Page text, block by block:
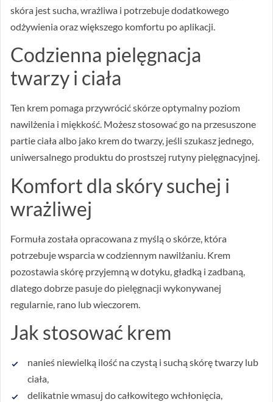
skóra jest sucha, wrażliwa i potrzebuje dodatkowego
odżywienia oraz większego komfortu po aplikacji.
Codzienna pielęgnacja
twarzy i ciała
Ten krem pomaga przywrócić skórze optymalny poziom
nawilżenia i miękkość. Możesz stosować go na przesuszone
partie ciała albo jako krem do twarzy, jeśli szukasz jednego,
uniwersalnego produktu do prostszej rutyny pielęgnacyjnej.
Komfort dla skóry suchej i
wrażliwej
Formuła została opracowana z myślą o skórze, która
potrzebuje wsparcia w codziennym nawilżaniu. Krem
pozostawia skórę przyjemną w dotyku, gładką i zadbaną,
dlatego dobrze pasuje do pielęgnacji wykonywanej
regularnie, rano lub wieczorem.
Jak stosować krem
nanieś niewielką ilość na czystą i suchą skórę twarzy lub
ciała,
delikatnie wmasuj do całkowitego wchłonięcia,